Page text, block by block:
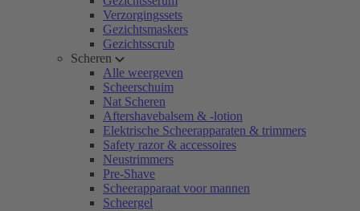
Verzorgingssets
Gezichtsmaskers
Gezichtsscrub
Scheren
Alle weergeven
Scheerschuim
Nat Scheren
Aftershavebalsem & -lotion
Elektrische Scheerapparaten & trimmers
Safety razor & accessoires
Neustrimmers
Pre-Shave
Scheerapparaat voor mannen
Scheergel